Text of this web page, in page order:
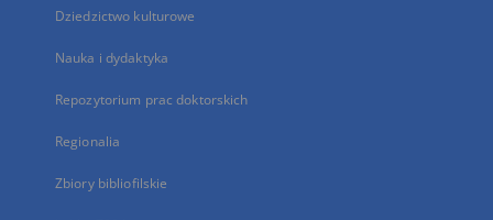
Dziedzictwo kulturowe
Nauka i dydaktyka
Repozytorium prac doktorskich
Regionalia
Zbiory bibliofilskie